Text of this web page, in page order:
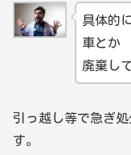
具体的
車とか
廃棄し
引っ越し等で急ぎ
す。